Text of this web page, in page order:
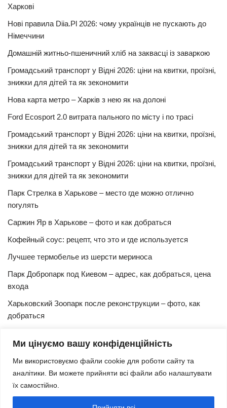
Ми цінуємо вашу конфіденційність
Ми використовуємо файли cookie для роботи сайту та
аналітики. Ви можете прийняти всі файли або налаштувати
їх самостійно.
Харкові
Нові правила Diia.Pl 2026: чому українців не пускають до
Німеччини
Домашній житньо-пшеничний хліб на заквасці із заваркою
Громадський транспорт у Відні 2026: ціни на квитки, проїзні,
знижки для дітей та як зекономити
Нова карта метро – Харків з нею як на долоні
Ford Ecosport 2.0 витрата пального по місту і по трасі
Громадський транспорт у Відні 2026: ціни на квитки, проїзні,
знижки для дітей та як зекономити
Громадський транспорт у Відні 2026: ціни на квитки, проїзні,
знижки для дітей та як зекономити
Парк Стрелка в Харькове – место где можно отлично
погулять
Саржин Яр в Харькове – фото и как добраться
Кофейный соус: рецепт, что это и где используется
Лучшее термобелье из шерсти мериноса
Парк Добропарк под Киевом – адрес, как добраться, цена
входа
Харьковский Зоопарк после реконструкции – фото, как
добраться
домашних условиях
Харьковская Швейцария – цены, адрес, как добраться
Маршрут и расписание 27 троллейбуса (Харьков)
Трамвай № 3 Харьков – маршрут, время и интервал